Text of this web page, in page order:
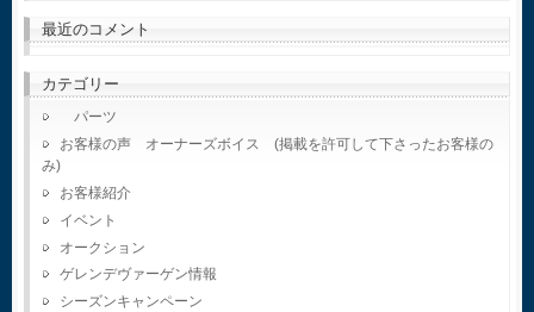
最近のコメント
カテゴリー
パーツ
お客様の声 オーナーズボイス (掲載を許可して下さったお客様の
み)
お客様紹介
イベント
オークション
ゲレンデヴァーゲン情報
シーズンキャンペーン